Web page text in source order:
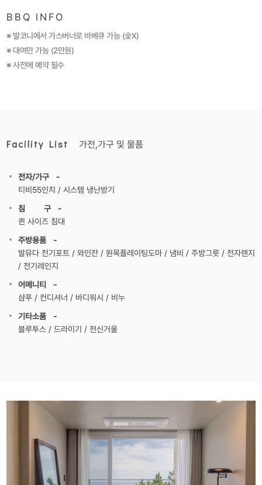
BBQ INFO
※ 발코니에서 가스버너로 바베큐 가능 (숯X)
※ 대여만 가능 (2만원)
※ 사전에 예약 필수
Facility List 가전,가구 및 물품
전자/가구 -
티비55인치 / 시스템 냉난방기
침 구 -
퀸 사이즈 침대
주방용품 -
발뮤다 전기포트 / 와인잔 / 원목플레이팅도마 / 냄비 / 주방그릇 / 전자렌지
/ 전기레인지
어메니티 -
샴푸 / 컨디셔너 / 바디워시 / 비누
기타소품 -
블루투스 / 드라이기 / 전신거울